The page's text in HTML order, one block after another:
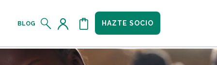
BLOG HAZTE SOCIO